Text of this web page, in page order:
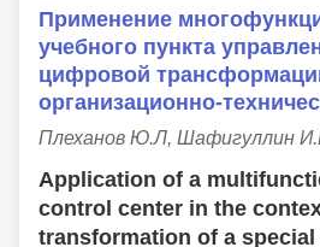
Применение
учебного пункта
цифровой
организационно-
Плеханов Ю.Л, Шафигуллин
Application of a
control center in the
transformation of a special